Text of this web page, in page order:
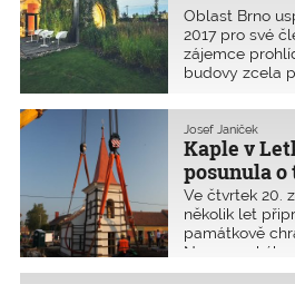
Oblast Brno
2017 pro své
zájemce
budovy zcela
centra vědy
z prohlídky a
dokazují, že se
projekty.
Kaple v
posunula
Josef Janíček
Ve čtvrtek 20.
několik let
památkově
Nepomuckého
v Ivančicích –